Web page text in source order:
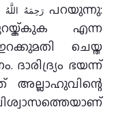
رَحِمَهُ اللَّهُപറയുന്നു:
എന്ന
ചെയ്ത
ഭയന്ന്
അല്ലാഹുവിന്റെ